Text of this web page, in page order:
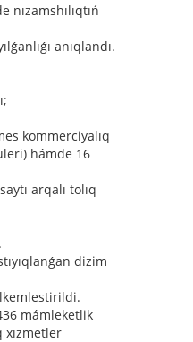
anıqlandı.
kommerciyalıq
hámde 16
arqalı tolıq
dizim
mámleketlik